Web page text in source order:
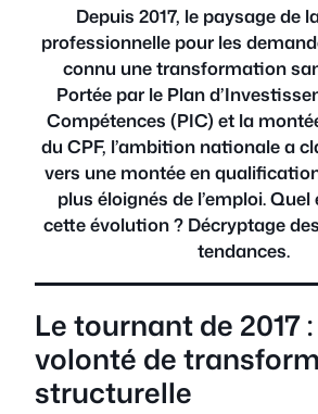
Depuis 2017, le paysage de
professionnelle pour les
connu une transformation
Portée par le Plan
Compétences (PIC) et la
du CPF, l’ambition nationale a
vers une montée en
plus éloignés de l’emploi.
cette évolution ? Décryptage
tendances.
Le tournant de 2017
volonté de
structurelle